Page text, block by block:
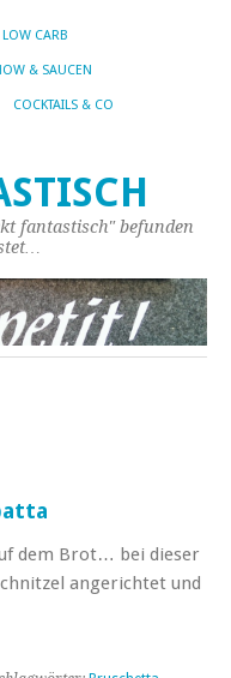
LOW CARB
& SAUCEN
COCKTAILS & CO
fantastisch" befunden
dem Brot… bei dieser
angerichtet und